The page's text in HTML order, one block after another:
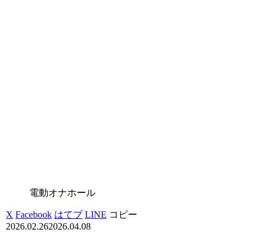
電動オナホール
X Facebook はてブ LINE コピー
2026.02.262026.04.08